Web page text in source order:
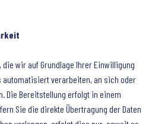
die wir auf Grundlage Ihrer Einwilligung
automatisiert verarbeiten, an sich oder
Die Bereitstellung erfolgt in einem
Sie die direkte Übertragung der Daten